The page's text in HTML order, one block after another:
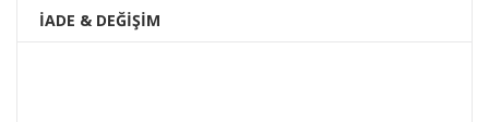
İADE & DEĞİŞİM